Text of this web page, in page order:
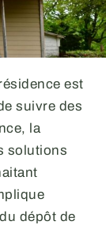
est
suivre des
la
solutions
dépôt de